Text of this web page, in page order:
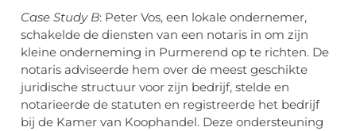
Case Study B: Peter Vos, een lokale ondernemer,
schakelde de diensten van een notaris in om zijn
kleine onderneming in Purmerend op te richten. De
notaris adviseerde hem over de meest geschikte
juridische structuur voor zijn bedrijf, stelde en
notarieerde de statuten en registreerde het bedrijf
bij de Kamer van Koophandel. Deze ondersteuning